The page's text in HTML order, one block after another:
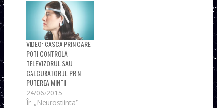
VIDEO: CASCA PRIN CARE
POTI CONTROLA
TELEVIZORUL SAU
CALCURATORUL PRIN
PUTEREA MINTII
24/06/2015
În „Neurostiinta”